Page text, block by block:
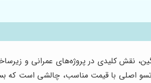
نقش کلیدی در پروژه‌های عمرانی و
اصلی با قیمت مناسب، چالشی است که